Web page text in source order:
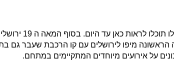
תחנת הרכבת הייתה בנויה מבניין בין
הגישה אליה עדין היו משובשות. בספטמבר 1892 צלחו את הנסיעה הראשונה מיפו לירושלים עם קו הרכבת
על אירועים מיוחדים המתקיימים במתחם.